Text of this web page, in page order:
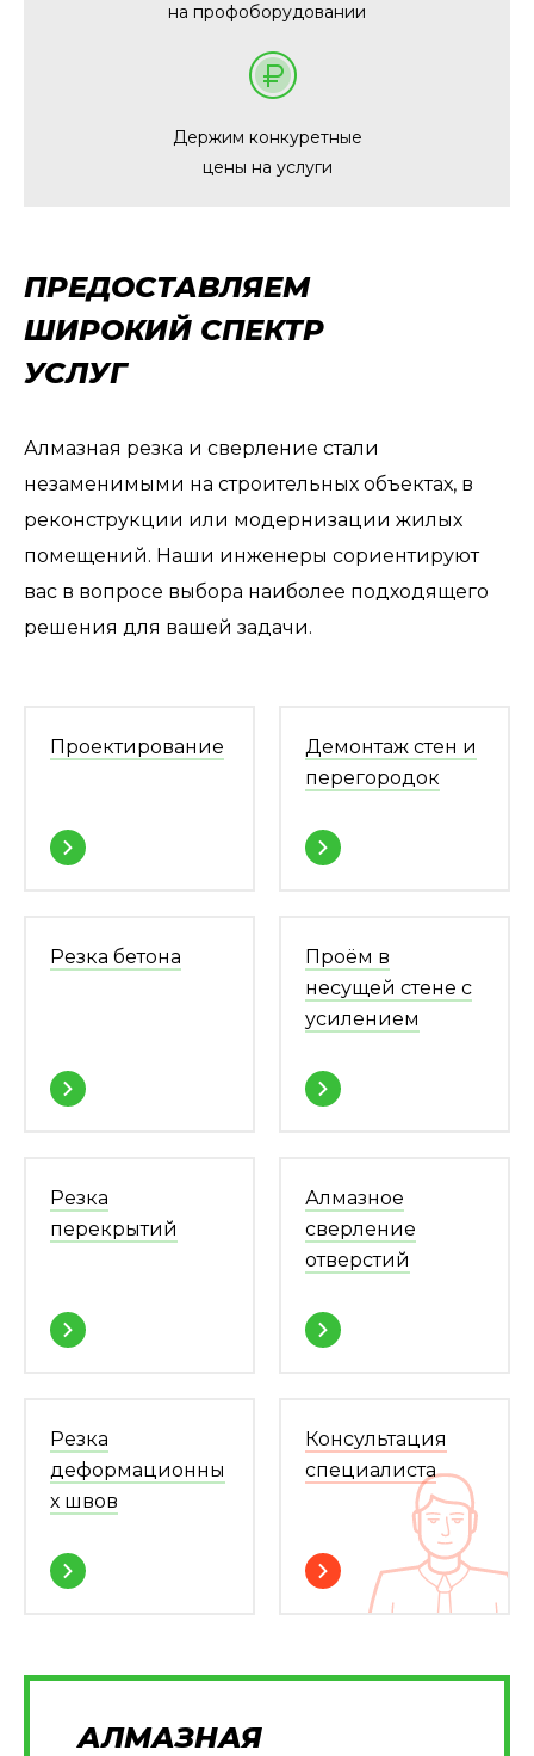
на профоборудовании
Держим конкуретные
цены на услуги
ПРЕДОСТАВЛЯЕМ
ШИРОКИЙ СПЕКТР
УСЛУГ
Алмазная резка и сверление стали
незаменимыми на строительных объектах, в
реконструкции или модернизации жилых
помещений. Наши инженеры сориентируют
вас в вопросе выбора наиболее подходящего
решения для вашей задачи.
Проектирование
Демонтаж стен и
перегородок
Резка бетона
Проём в
несущей стене с
усилением
Резка
перекрытий
Алмазное
сверление
отверстий
Резка
деформационны
х швов
Консультация
специалиста
АЛМАЗНАЯ